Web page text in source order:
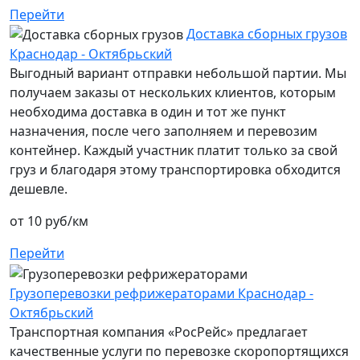
Перейти
Доставка сборных грузов
Краснодар - Октябрьский
Выгодный вариант отправки небольшой партии. Мы
получаем заказы от нескольких клиентов, которым
необходима доставка в один и тот же пункт
назначения, после чего заполняем и перевозим
контейнер. Каждый участник платит только за свой
груз и благодаря этому транспортировка обходится
дешевле.
от 10 руб/км
Перейти
Грузоперевозки рефрижераторами Краснодар -
Октябрьский
Транспортная компания «РосРейс» предлагает
качественные услуги по перевозке скоропортящихся